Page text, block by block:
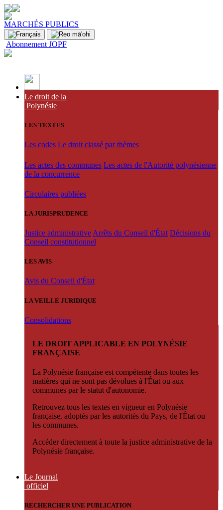
MARCHÉS PUBLICS
Abonnement JOPF
Le droit de la
Polynésie
LES TEXTES
Les codes Le droit classé par thèmes
Les actes des communes Les actes de l'Autorité polynésienne
de la concurrence
Circulaires publiées
LA JURISPRUDENCE
Justice administrative Arrêts du Conseil d'État Décisions du
Conseil constitutionnel
LES AVIS
Avis du Conseil d'État
LA VEILLE JURIDIQUE
Consolidations
LE DROIT APPLICABLE EN POLYNÉSIE
FRANÇAISE
La Polynésie française est compétente dans toutes les
matières qui ne sont pas dévolues à l'État ou aux
communes par le statut d'autonomie.
Retrouvez tous les textes en vigueur en Polynésie
française, adoptés par les autorités du Pays, de l'État ou
les communes.
Accéder directement à toute la justice administrative de la
Polynésie française.
Le Journal
officiel
RECHERCHER UNE PUBLICATION